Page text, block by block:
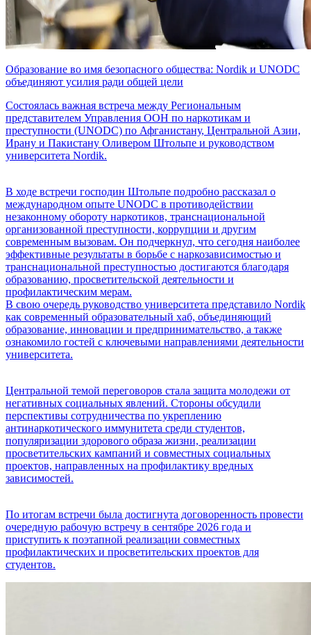
Образование во имя безопасного общества: Nordik и UNODC
объединяют усилия ради общей цели
Состоялась важная встреча между Региональным
представителем Управления ООН по наркотикам и
преступности (UNODC) по Афганистану, Центральной Азии,
Ирану и Пакистану Оливером Штольпе и руководством
университета Nordik.
В ходе встречи господин Штольпе подробно рассказал о
международном опыте UNODC в противодействии
незаконному обороту наркотиков, транснациональной
организованной преступности, коррупции и другим
современным вызовам. Он подчеркнул, что сегодня наиболее
эффективные результаты в борьбе с наркозависимостью и
транснациональной преступностью достигаются благодаря
образованию, просветительской деятельности и
профилактическим мерам.
В свою очередь руководство университета представило Nordik
как современный образовательный хаб, объединяющий
образование, инновации и предпринимательство, а также
ознакомило гостей с ключевыми направлениями деятельности
университета.
Центральной темой переговоров стала защита молодежи от
негативных социальных явлений. Стороны обсудили
перспективы сотрудничества по укреплению
антинаркотического иммунитета среди студентов,
популяризации здорового образа жизни, реализации
просветительских кампаний и совместных социальных
проектов, направленных на профилактику вредных
зависимостей.
По итогам встречи была достигнута договоренность провести
очередную рабочую встречу в сентябре 2026 года и
приступить к поэтапной реализации совместных
профилактических и просветительских проектов для
студентов.